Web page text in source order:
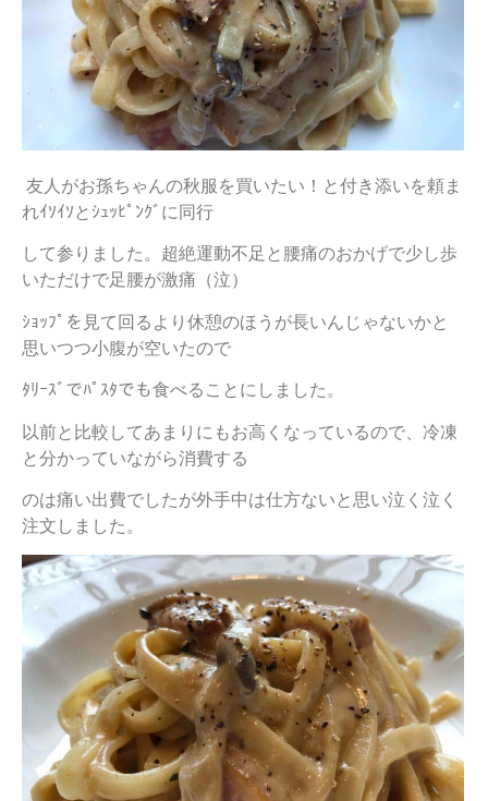
友人がお孫ちゃんの秋服を買いたい！と付き添いを頼ま
れｲｿｲｿとｼｭｯﾋﾟﾝｸﾞに同行
して参りました。超絶運動不足と腰痛のおかげで少し歩
いただけで足腰が激痛（泣）
ｼｮｯﾌﾟを見て回るより休憩のほうが長いんじゃないかと
思いつつ小腹が空いたので
ﾀﾘｰｽﾞでﾊﾟｽﾀでも食べることにしました。
以前と比較してあまりにもお高くなっているので、冷凍
と分かっていながら消費する
のは痛い出費でしたが外手中は仕方ないと思い泣く泣く
注文しました。